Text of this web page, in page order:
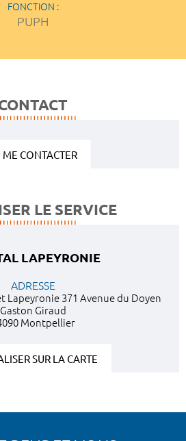
FONCTION :
PUPH
ME CONTACTER
LE SERVICE
LAPEYRONIE
ADRESSE
Lapeyronie 371 Avenue du Doyen
Gaston Giraud
Montpellier
SUR LA CARTE